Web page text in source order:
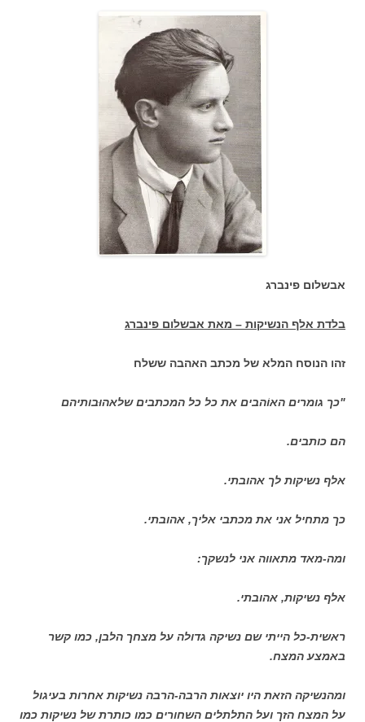
אבשלום פינברג
בלדת אלף הנשיקות – מאת אבשלום פינברג
זהו הנוסח המלא של מכתב האהבה ששלח
"כך גומרים האוֹהבים את כל כל המכתבים שלאהוּבותיהם
הם כותבים.
אלף נשיקות לך אהובתי.
כך מתחיל אני את מכתבי אליך, אהובתי.
ומה-מאד מתאווה אני לנשקך:
אלף נשיקות, אהובתי.
ראשית-כל הייתי שם נשיקה גדולה על מצחך הלבן, כמו קשר
באמצע המצח.
ומהנשיקה הזאת היו יוצאות הרבה-הרבה נשיקות אחרות בעיגול
על המצח הזך ועל התלתלים השחורים כמו כותרת של נשיקות כמו